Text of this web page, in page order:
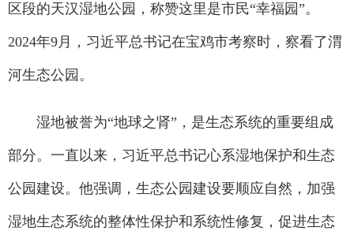
区段的天汉湿地公园，称赞这里是市民“幸福园”。
2024年9月，习近平总书记在宝鸡市考察时，察看了渭
河生态公园。
湿地被誉为“地球之肾”，是生态系统的重要组成
部分。一直以来，习近平总书记心系湿地保护和生态
公园建设。他强调，生态公园建设要顺应自然，加强
湿地生态系统的整体性保护和系统性修复，促进生态